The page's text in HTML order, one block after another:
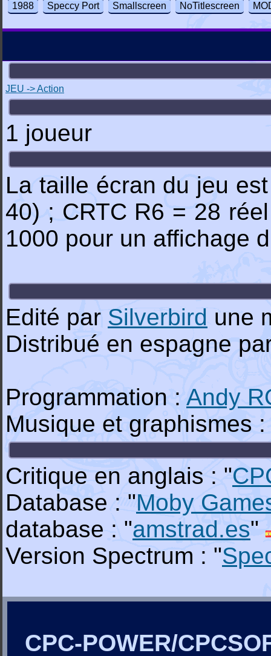
1988 Speccy Port Smallscreen NoTitlescreen
JEU -> Action
1 joueur
La taille écran du jeu
40) ; CRTC R6 = 28
1000 pour un affichage
Edité par Silverbird une
Distribué en espagne
Programmation : Andy
Musique et graphismes :
Critique en anglais : "
Database : "Moby
database : "amstrad.es"
Version Spectrum : "
CPC-POWER/